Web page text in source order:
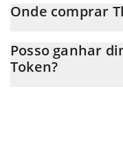
Onde comprar
transferência p2p. E a
é através de um bot de
Posso ganhar
Token?